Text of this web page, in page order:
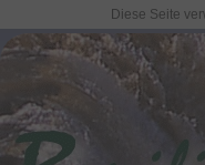
Diese Seite